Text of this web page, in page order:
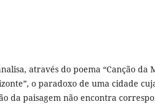
através do poema “Canção da
o paradoxo de uma cidade
da paisagem não encontra